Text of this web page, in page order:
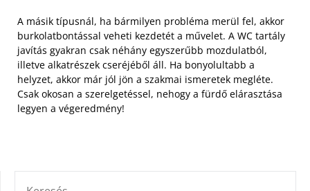
A másik típusnál, ha bármilyen probléma merül fel, akkor
burkolatbontással veheti kezdetét a művelet. A WC tartály
javítás gyakran csak néhány egyszerűbb mozdulatból,
illetve alkatrészek cseréjéből áll. Ha bonyolultabb a
helyzet, akkor már jól jön a szakmai ismeretek megléte.
Csak okosan a szerelgetéssel, nehogy a fürdő elárasztása
legyen a végeredmény!